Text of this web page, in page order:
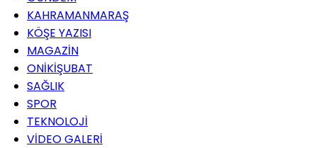
KAHRAMANMARAŞ
KÖŞE YAZISI
MAGAZİN
ONİKİŞUBAT
SAĞLIK
SPOR
TEKNOLOJİ
VİDEO GALERİ